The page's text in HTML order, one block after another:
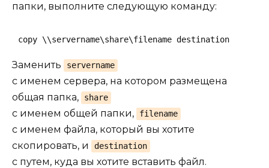
папки, выполните следующую команду:
copy \\servername\share\filename destination
Заменить servername
с именем сервера, на котором размещена
общая папка,
share
с именем общей папки, filename
с именем файла, который вы хотите
скопировать, и
destination
с путем, куда вы хотите вставить файл.